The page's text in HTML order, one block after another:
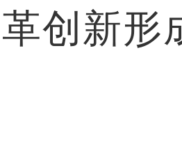
创新形